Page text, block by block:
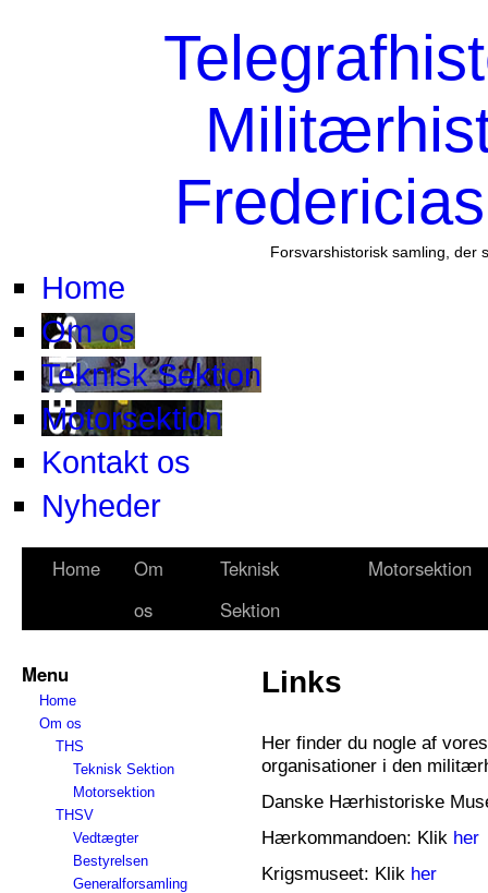
Forsvarshistorisk samling, der
Home
Om os
Teknisk Sektion
Motorsektion
Kontakt os
Nyheder
Home
Om
os
Teknisk
Sektion
Motorsektion
Menu
Home
Om os
THS
Teknisk Sektion
Motorsektion
THSV
Vedtægter
Bestyrelsen
Generalforsamling
Links
Her finder du nogle af
organisationer i den
Danske Hærhistoriske
Hærkommandoen: Klik her
Krigsmuseet: Klik her